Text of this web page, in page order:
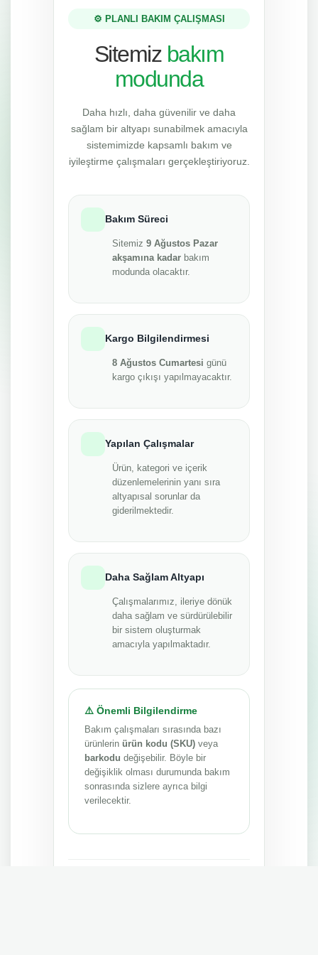
⚙️ PLANLI BAKIM ÇALIŞMASI
Sitemiz bakım
modunda
Daha hızlı, daha güvenilir ve daha
sağlam bir altyapı sunabilmek amacıyla
sistemimizde kapsamlı bakım ve
iyileştirme çalışmaları gerçekleştiriyoruz.
Bakım Süreci
Sitemiz 9 Ağustos Pazar
akşamına kadar bakım
modunda olacaktır.
Kargo Bilgilendirmesi
8 Ağustos Cumartesi günü
kargo çıkışı yapılmayacaktır.
Yapılan Çalışmalar
Ürün, kategori ve içerik
düzenlemelerinin yanı sıra
altyapısal sorunlar da
giderilmektedir.
Daha Sağlam Altyapı
Çalışmalarımız, ileriye dönük
daha sağlam ve sürdürülebilir
bir sistem oluşturmak
amacıyla yapılmaktadır.
⚠️ Önemli Bilgilendirme
Bakım çalışmaları sırasında bazı
ürünlerin ürün kodu (SKU) veya
barkodu değişebilir. Böyle bir
değişiklik olması durumunda bakım
sonrasında sizlere ayrıca bilgi
verilecektir.